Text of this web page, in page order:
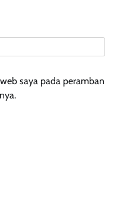
saya pada peramban